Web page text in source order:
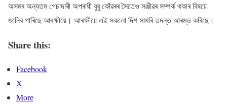
অসমৰ অন্যতম পেচাদাৰী অপৰাধী বুবু কোঁৱৰৰ সৈতেও সঞ্জীৱৰ সম্পৰ্ক থকাৰ বিষয়ে
জানিব পাৰিছে আৰক্ষীয়ে। আৰক্ষীয়ে এই সকলো দিশ সামৰি তদন্ত আৰম্ভ কৰিছে।
Share this:
Facebook
X
More